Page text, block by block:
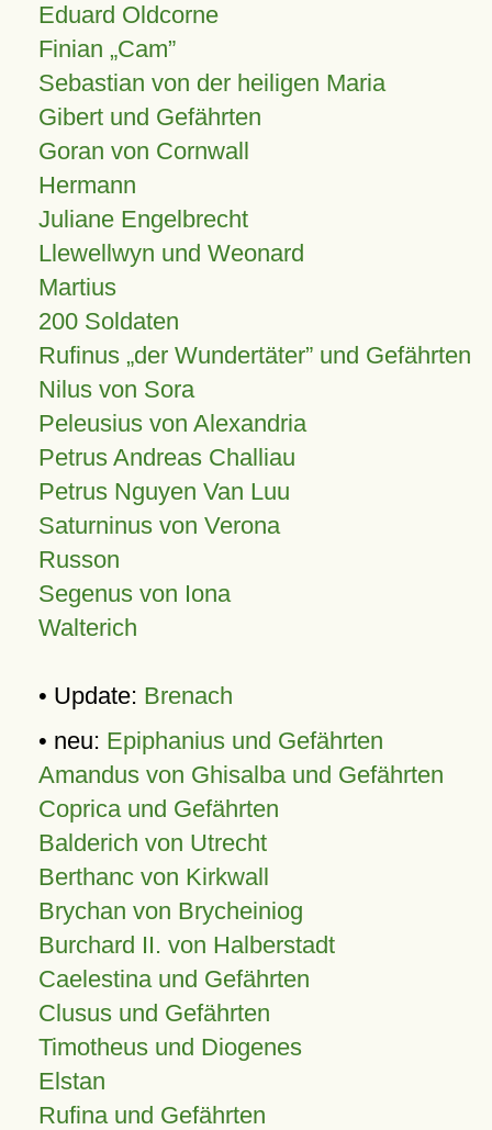
Eduard Oldcorne
Finian Cam
Sebastian von der heiligen Maria
Gibert und Gefährten
Goran von Cornwall
Hermann
Juliane Engelbrecht
Llewellwyn und Weonard
Martius
200 Soldaten
Rufinus „der Wundertäter” und Gefährten
Nilus von Sora
Peleusius von Alexandria
Petrus Andreas Challiau
Petrus Nguyen Van Luu
Saturninus von Verona
Russon
Segenus von Iona
Walterich
• Update: Brenach
• neu: Epiphanius und Gefährten
Amandus von Ghisalba und Gefährten
Coprica und Gefährten
Balderich von Utrecht
Berthanc von Kirkwall
Brychan von Brycheiniog
Burchard II. von Halberstadt
Caelestina und Gefährten
Clusus und Gefährten
Timotheus und Diogenes
Elstan
Rufina und Gefährten